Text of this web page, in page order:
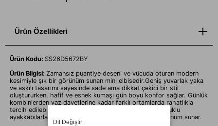
Dil Değiştir
Ürün Özellikleri
Ürün Kodu: SS26D5672BY
Ürün Bilgisi: Zamansız puantiye deseni ve vücuda oturan modern
kesimiyle şık bir görünüm sunan mini elbisedir.Geniş yuvarlak yaka
ve askılı tasarımı sayesinde sade ama dikkat çekici bir stil
oluştururken, hafif ve esnek kumaşı gün boyu konfor sağlar. Günlük
kombinlerden yaz davetlerine kadar farklı ortamlarda rahatlıkla
tercih edilebilen bu model; sandalet, sneaker veya topuklu
ayakkabılarla kolayca tamamlanarak stil sahibi bir görünüm sunar.